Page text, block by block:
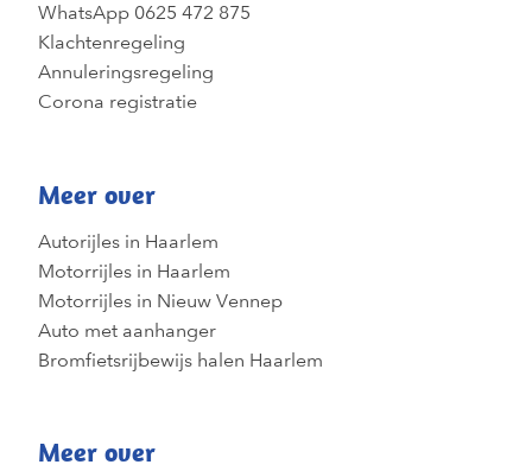
WhatsApp 0625 472 875
Klachtenregeling
Annuleringsregeling
Corona registratie
Meer over
Autorijles in Haarlem
Motorrijles in Haarlem
Motorrijles in Nieuw Vennep
Auto met aanhanger
Bromfietsrijbewijs halen Haarlem
Meer over